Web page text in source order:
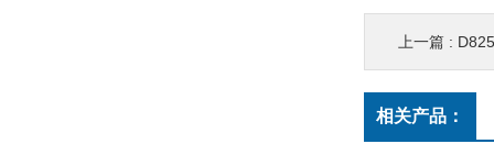
上一篇 :
相关产品：